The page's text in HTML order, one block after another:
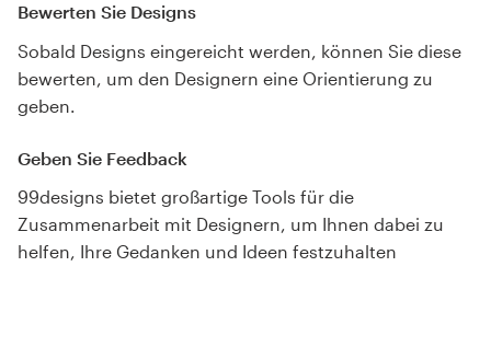
Bewerten Sie Designs
Sobald Designs eingereicht werden, können Sie diese
bewerten, um den Designern eine Orientierung zu
geben.
Geben Sie Feedback
99designs bietet großartige Tools für die
Zusammenarbeit mit Designern, um Ihnen dabei zu
helfen, Ihre Gedanken und Ideen festzuhalten